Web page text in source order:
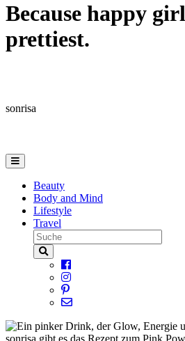
Because happy
prettiest.
sonrisa
Beauty
Body and Mind
Lifestyle
Travel